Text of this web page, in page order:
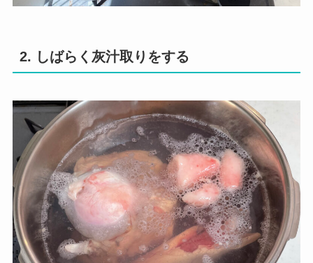
2. しばらく灰汁取りをする